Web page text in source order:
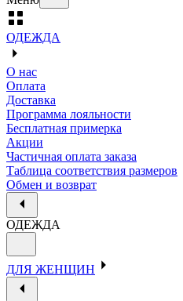
ОДЕЖДА
О нас
Оплата
Доставка
Программа лояльности
Бесплатная примерка
Акции
Частичная оплата заказа
Таблица соответствия размеров
Обмен и возврат
ОДЕЖДА
ДЛЯ ЖЕНЩИН